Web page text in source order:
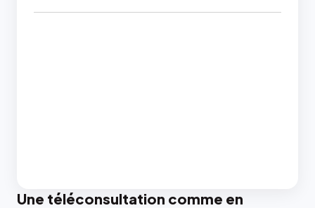
Une téléconsultation comme en